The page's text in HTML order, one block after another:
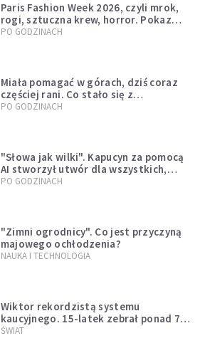
Paris Fashion Week 2026, czyli mrok,
rogi, sztuczna krew, horror. Pokaz
mody czy fascynacja diabłem?
PO GODZINACH
Miała pomagać w górach, dziś coraz
częściej rani. Co stało się z
Tatromaniakami?
PO GODZINACH
"Słowa jak wilki". Kapucyn za pomocą
AI stworzył utwór dla wszystkich,
którzy doświadczają hejtu
PO GODZINACH
"Zimni ogrodnicy". Co jest przyczyną
majowego ochłodzenia?
NAUKA I TECHNOLOGIA
Wiktor rekordzistą systemu
kaucyjnego. 15-latek zebrał ponad 7
tys. butelek i puszek
ŚWIAT